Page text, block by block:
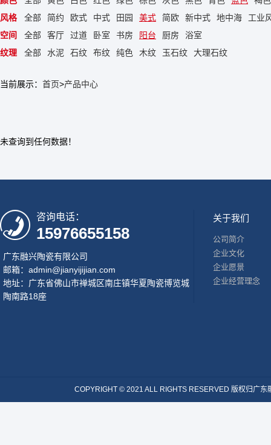
风格
全部 简约 欧式 中式 田园 美式 简欧 新中式 地中海
工业
空间
全部 客厅 过道 卧室 书房 阳台 厨房
浴室
纹理
全部 水泥 石纹 布纹 纯色 木纹 玉石纹 大理石纹
当前展示： 首页>产品中心
未查询到任何数据！
咨询电话：
15976655158
广东融兴陶瓷有限公司
邮箱：admin@jianyijijian.com
地址：广东省佛山市禅城区南庄镇华夏陶瓷博览城
陶南路18座
关于我们
公司简介
企业文化
企业愿景
企业经营理念
COPYRIGHT © 2021 ALL RIGHTS RESERVED 版权归广